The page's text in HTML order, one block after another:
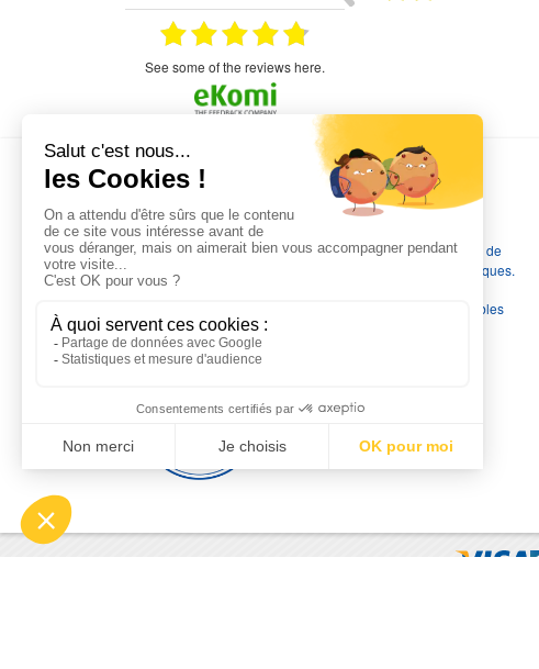
see some of the reviews here.
bien rien a dire .what else
L'EXPERTISE MOTRALEC
Depuis 1976, nous sommes
Franceen pompes de relevage, station de relevage, pompe de
chauffage, suppression, forage, immergée et moteurs électriques.
Nous assurons
, tout en travaillant avec les marques les plus fiables
du marché.